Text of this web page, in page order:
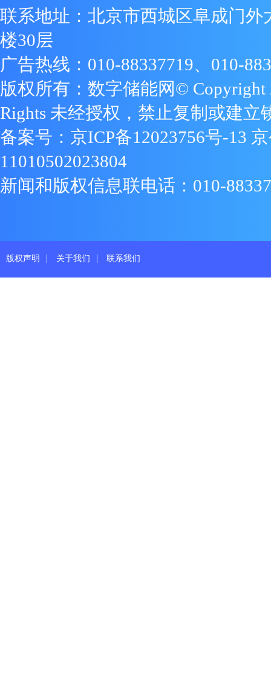
联系地址：北京市西城区阜成门外
楼30层
广告热线：010-88337719、010-
版权所有：数字储能网© Copyright
Rights 未经授权，禁止复制或建立
备案号： 京ICP备12023756号-13
11010502023804
新闻和版权信息联电话：010-
版权声明 | 关于我们 | 联系我们